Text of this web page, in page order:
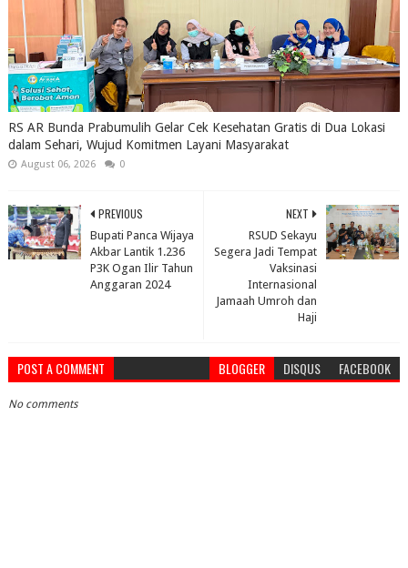
RS AR Bunda Prabumulih Gelar Cek Kesehatan Gratis di Dua Lokasi
dalam Sehari, Wujud Komitmen Layani Masyarakat
August 06, 2026 0
NEXT
RSUD Sekayu
Segera Jadi Tempat
Vaksinasi
Internasional
Jamaah Umroh dan
Haji
PREVIOUS
Bupati Panca Wijaya
Akbar Lantik 1.236
P3K Ogan Ilir Tahun
Anggaran 2024
POST A COMMENT BLOGGER DISQUS FACEBOOK
No comments